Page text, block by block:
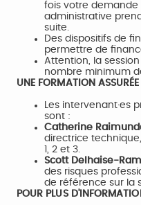
fois votre demande
administrative
suite.
Des dispositifs de
permettre de
Attention, la
nombre minimum
UNE FORMATION ASSURÉE
Les intervenant·es
sont :
Catherine
directrice
1, 2 et 3.
Scott Delhaise-
des risques
de référence sur la
POUR PLUS